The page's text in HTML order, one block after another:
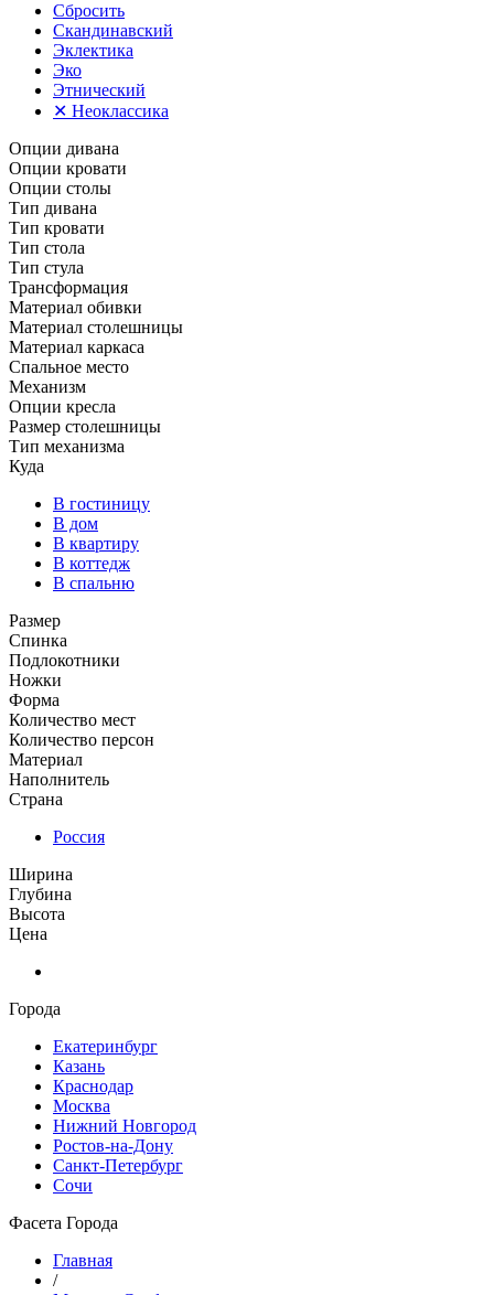
Сбросить
Скандинавский
Эклектика
Эко
Этнический
✕ Неоклассика
Опции дивана
Опции кровати
Опции столы
Тип дивана
Тип кровати
Тип стола
Тип стула
Трансформация
Материал обивки
Материал столешницы
Материал каркаса
Спальное место
Механизм
Опции кресла
Размер столешницы
Тип механизма
Куда
В гостиницу
В дом
В квартиру
В коттедж
В спальню
Размер
Спинка
Подлокотники
Ножки
Форма
Количество мест
Количество персон
Материал
Наполнитель
Страна
Россия
Ширина
Глубина
Высота
Цена
Города
Екатеринбург
Казань
Краснодар
Москва
Нижний Новгород
Ростов-на-Дону
Санкт-Петербург
Сочи
Фасета Города
Главная
/